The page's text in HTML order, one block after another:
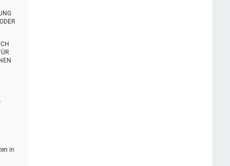
in